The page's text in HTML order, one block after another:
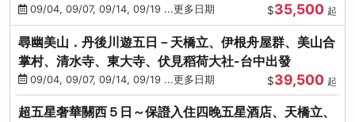
09/04, 09/07, 09/14, 09/19 ...更多日期 $35,500 起
尋幽美山．丹後川遊五日－天橋立、伊根舟屋群、美山合
掌村、清水寺、東大寺、伏見稻荷大社-台中出發
09/04, 09/07, 09/14, 09/19 ...更多日期 $39,500 起
超五星奢華關西５日～保證入住四晚五星酒店、天橋立、